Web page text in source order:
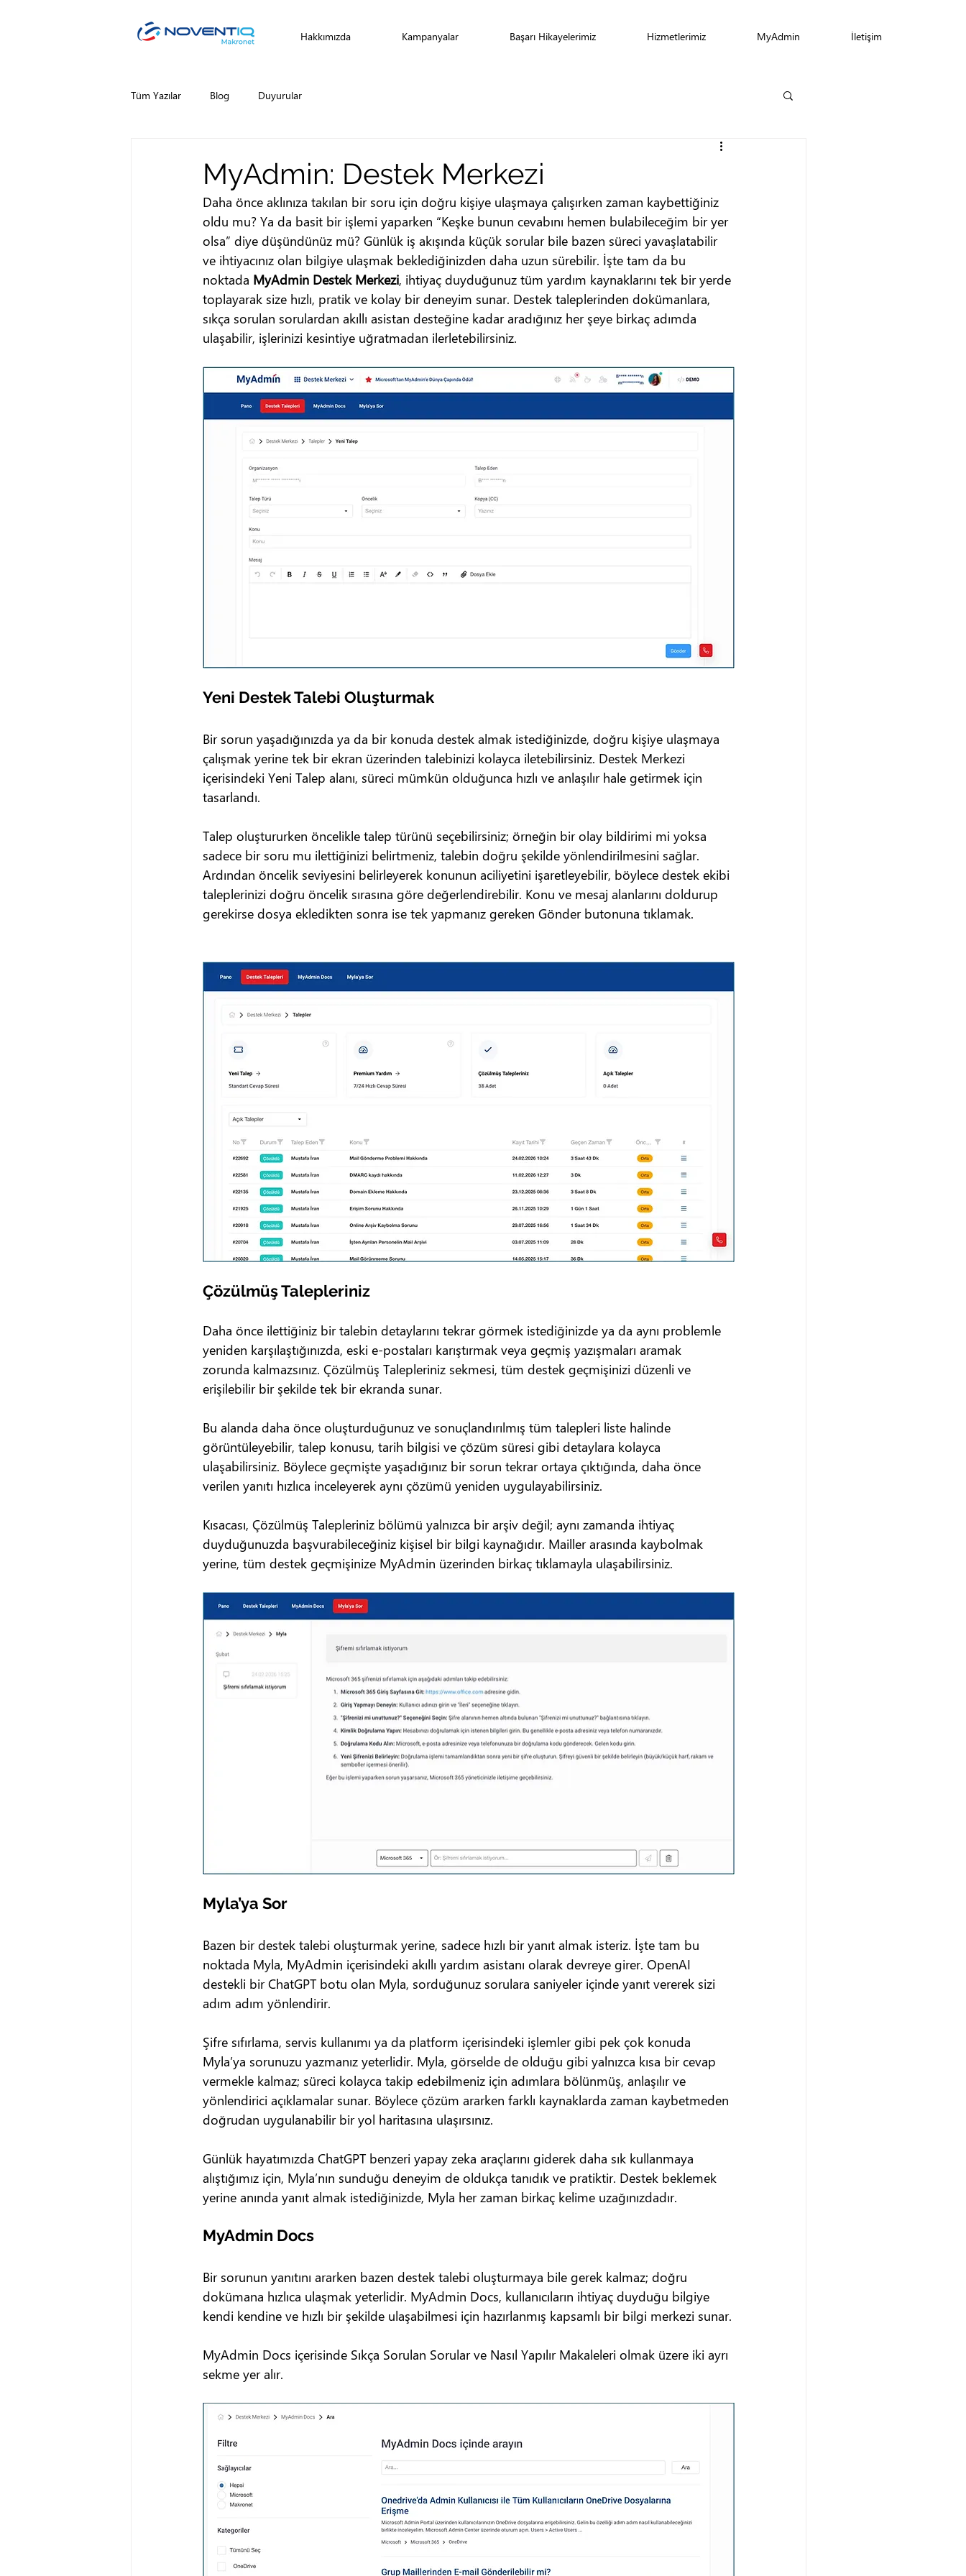
Hakkımızda Kampanyalar Başarı Hikayelerimiz Hizmetlerimiz MyAdmin İletişim
Tüm Yazılar Blog Duyurular
MyAdmin: Destek Merkezi
Daha önce aklınıza takılan bir soru için doğru kişiye ulaşmaya çalışırken zaman kaybettiğiniz
oldu mu? Ya da basit bir işlemi yaparken “Keşke bunun cevabını hemen bulabileceğim bir yer
olsa” diye düşündünüz mü? Günlük iş akışında küçük sorular bile bazen süreci yavaşlatabilir
ve ihtiyacınız olan bilgiye ulaşmak beklediğinizden daha uzun sürebilir. İşte tam da bu
noktada MyAdmin Destek Merkezi, ihtiyaç duyduğunuz tüm yardım kaynaklarını tek bir yerde
toplayarak size hızlı, pratik ve kolay bir deneyim sunar. Destek taleplerinden dokümanlara,
sıkça sorulan sorulardan akıllı asistan desteğine kadar aradığınız her şeye birkaç adımda
ulaşabilir, işlerinizi kesintiye uğratmadan ilerletebilirsiniz.
Yeni Destek Talebi Oluşturmak
Bir sorun yaşadığınızda ya da bir konuda destek almak istediğinizde, doğru kişiye ulaşmaya
çalışmak yerine tek bir ekran üzerinden talebinizi kolayca iletebilirsiniz. Destek Merkezi
içerisindeki Yeni Talep alanı, süreci mümkün olduğunca hızlı ve anlaşılır hale getirmek için
tasarlandı.
Talep oluştururken öncelikle talep türünü seçebilirsiniz; örneğin bir olay bildirimi mi yoksa
sadece bir soru mu ilettiğinizi belirtmeniz, talebin doğru şekilde yönlendirilmesini sağlar.
Ardından öncelik seviyesini belirleyerek konunun aciliyetini işaretleyebilir, böylece destek ekibi
taleplerinizi doğru öncelik sırasına göre değerlendirebilir. Konu ve mesaj alanlarını doldurup
gerekirse dosya ekledikten sonra ise tek yapmanız gereken Gönder butonuna tıklamak.
Çözülmüş Talepleriniz
Daha önce ilettiğiniz bir talebin detaylarını tekrar görmek istediğinizde ya da aynı problemle
yeniden karşılaştığınızda, eski e-postaları karıştırmak veya geçmiş yazışmaları aramak
zorunda kalmazsınız. Çözülmüş Talepleriniz sekmesi, tüm destek geçmişinizi düzenli ve
erişilebilir bir şekilde tek bir ekranda sunar.
Bu alanda daha önce oluşturduğunuz ve sonuçlandırılmış tüm talepleri liste halinde
görüntüleyebilir, talep konusu, tarih bilgisi ve çözüm süresi gibi detaylara kolayca
ulaşabilirsiniz. Böylece geçmişte yaşadığınız bir sorun tekrar ortaya çıktığında, daha önce
verilen yanıtı hızlıca inceleyerek aynı çözümü yeniden uygulayabilirsiniz.
Kısacası, Çözülmüş Talepleriniz bölümü yalnızca bir arşiv değil; aynı zamanda ihtiyaç
duyduğunuzda başvurabileceğiniz kişisel bir bilgi kaynağıdır. Mailler arasında kaybolmak
yerine, tüm destek geçmişinize MyAdmin üzerinden birkaç tıklamayla ulaşabilirsiniz.
Myla’ya Sor
Bazen bir destek talebi oluşturmak yerine, sadece hızlı bir yanıt almak isteriz. İşte tam bu
noktada Myla, MyAdmin içerisindeki akıllı yardım asistanı olarak devreye girer. OpenAI
destekli bir ChatGPT botu olan Myla, sorduğunuz sorulara saniyeler içinde yanıt vererek sizi
adım adım yönlendirir.
Şifre sıfırlama, servis kullanımı ya da platform içerisindeki işlemler gibi pek çok konuda
Myla’ya sorunuzu yazmanız yeterlidir. Myla, görselde de olduğu gibi yalnızca kısa bir cevap
vermekle kalmaz; süreci kolayca takip edebilmeniz için adımlara bölünmüş, anlaşılır ve
yönlendirici açıklamalar sunar. Böylece çözüm ararken farklı kaynaklarda zaman kaybetmeden
doğrudan uygulanabilir bir yol haritasına ulaşırsınız.
Günlük hayatımızda ChatGPT benzeri yapay zeka araçlarını giderek daha sık kullanmaya
alıştığımız için, Myla’nın sunduğu deneyim de oldukça tanıdık ve pratiktir. Destek beklemek
yerine anında yanıt almak istediğinizde, Myla her zaman birkaç kelime uzağınızdadır.
MyAdmin Docs
Bir sorunun yanıtını ararken bazen destek talebi oluşturmaya bile gerek kalmaz; doğru
dokümana hızlıca ulaşmak yeterlidir. MyAdmin Docs, kullanıcıların ihtiyaç duyduğu bilgiye
kendi kendine ve hızlı bir şekilde ulaşabilmesi için hazırlanmış kapsamlı bir bilgi merkezi sunar.
MyAdmin Docs içerisinde Sıkça Sorulan Sorular ve Nasıl Yapılır Makaleleri olmak üzere iki ayrı
sekme yer alır.